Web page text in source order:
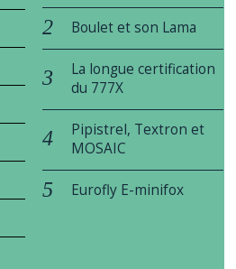
Boulet et son Lama
La longue certification
du 777X
Pipistrel, Textron et
MOSAIC
Eurofly E-minifox